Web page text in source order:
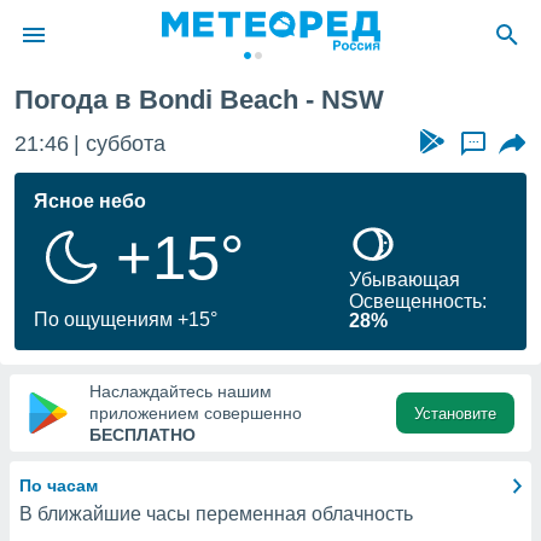
о
Вы можете
к этому
доступ
Погода в Bondi Beach - NSW
21:46 суббота ...
Ясное небо
+15°
По ощущениям +15°
Убывающая
Освещенность:
28%
Наслаждайтесь нашим
приложением совершенно
БЕСПЛАТНО
Установите
По часам
В ближайшие часы переменная облачность